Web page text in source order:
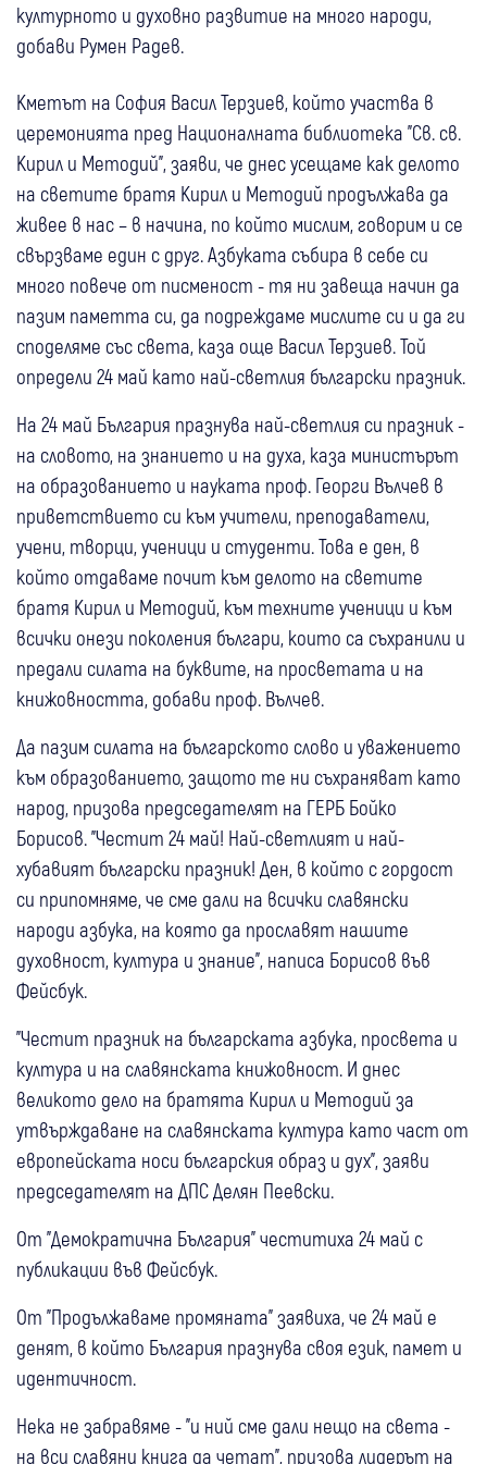
културното и духовно развитие на много народи,
добави Румен Радев.
Кметът на София Васил Терзиев, който участва в
церемонията пред Националната библиотека "Св. св.
Кирил и Методий", заяви, че днес усещаме как делото
на светите братя Кирил и Методий продължава да
живее в нас – в начина, по който мислим, говорим и се
свързваме един с друг. Азбуката събира в себе си
много повече от писменост - тя ни завеща начин да
пазим паметта си, да подреждаме мислите си и да ги
споделяме със света, каза още Васил Терзиев. Той
определи 24 май като най-светлия български празник.
На 24 май България празнува най-светлия си празник -
на словото, на знанието и на духа, каза министърът
на образованието и науката проф. Георги Вълчев в
приветствието си към учители, преподаватели,
учени, творци, ученици и студенти. Това е ден, в
който отдаваме почит към делото на светите
братя Кирил и Методий, към техните ученици и към
всички онези поколения българи, които са съхранили и
предали силата на буквите, на просветата и на
книжовността, добави проф. Вълчев.
Да пазим силата на българското слово и уважението
към образованието, защото те ни съхраняват като
народ, призова председателят на ГЕРБ Бойко
Борисов. "Честит 24 май! Най-светлият и най-
хубавият български празник! Ден, в който с гордост
си припомняме, че сме дали на всички славянски
народи азбука, на която да прославят нашите
духовност, култура и знание", написа Борисов във
Фейсбук.
"Честит празник на българската азбука, просвета и
култура и на славянската книжовност. И днес
великото дело на братята Кирил и Методий за
утвърждаване на славянската култура като част от
европейската носи българския образ и дух", заяви
председателят на ДПС Делян Пеевски.
От "Демократична България" честитиха 24 май с
публикации във Фейсбук.
От "Продължаваме промяната" заявиха, че 24 май е
денят, в който България празнува своя език, памет и
идентичност.
Нека не забравяме - "и ний сме дали нещо на света -
на вси славяни книга да четат", призова лидерът на